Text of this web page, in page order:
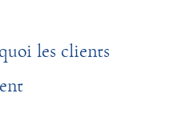
les clients